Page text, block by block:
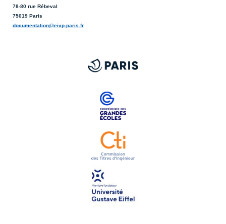
78-80 rue Rébeval
75019 Paris
documentation@eivp-paris.fr